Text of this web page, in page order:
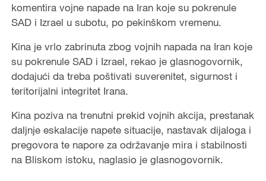
komentira vojne napade na Iran koje su pokrenule
SAD i Izrael u subotu, po pekinškom vremenu.
Kina je vrlo zabrinuta zbog vojnih napada na Iran koje
su pokrenule SAD i Izrael, rekao je glasnogovornik,
dodajući da treba poštivati suverenitet, sigurnost i
teritorijalni integritet Irana.
Kina poziva na trenutni prekid vojnih akcija, prestanak
daljnje eskalacije napete situacije, nastavak dijaloga i
pregovora te napore za održavanje mira i stabilnosti
na Bliskom istoku, naglasio je glasnogovornik.